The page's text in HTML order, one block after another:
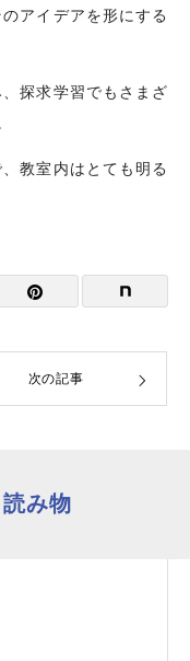
アイデアを形にする
探求学習でもさまざ
教室内はとても明る
次の記事
み物